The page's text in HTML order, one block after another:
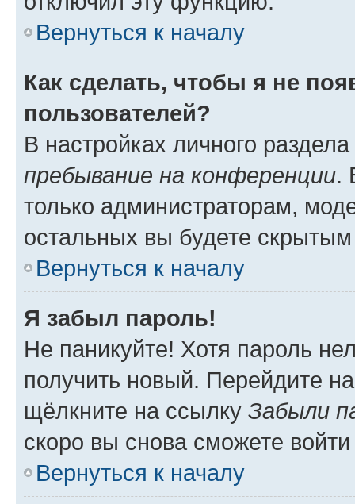
Вернуться к началу
Как сделать, чтобы я не
пользователей?
В настройках личного
пребывание на конференции.
только администраторам,
остальных вы будете
Вернуться к началу
Я забыл пароль!
Не паникуйте! Хотя пароль
получить новый. Перейдите
щёлкните на ссылку Забыли
скоро вы снова сможете
Вернуться к началу